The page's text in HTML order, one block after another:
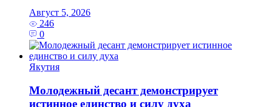
Август 5, 2026
246
0
Якутия
Молодежный десант демонстрирует
истинное единство и силу духа